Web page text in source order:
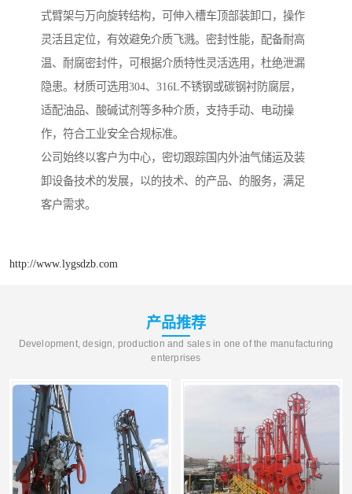
式臂架与万向旋转结构，可伸入槽车顶部装卸口，操作
灵活且定位，有效避免介质飞溅。密封性能，配备耐高
温、耐腐密封件，可根据介质特性灵活选用，杜绝泄漏
隐患。材质可选用304、316L不锈钢或碳钢衬防腐层，
适配油品、酸碱试剂等多种介质，支持手动、电动操
作，符合工业安全合规标准。
公司始终以客户为中心，密切跟踪国内外油气储运及装
卸设备技术的发展，以的技术、的产品、的服务，满足
客户需求。
http://www.lygsdzb.com
产品推荐
Development, design, production and sales in one of the manufacturing
enterprises